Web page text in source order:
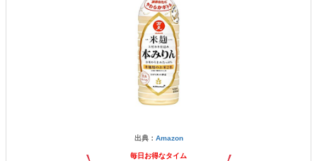
出典： Amazon
毎日お得なタイム